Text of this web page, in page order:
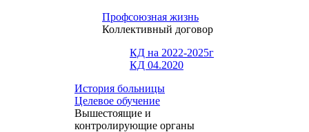
Профсоюзная жизнь
Коллективный договор
КД на 2022-2025г
КД 04.2020
История больницы
Целевое обучение
Вышестоящие и
контролирующие органы